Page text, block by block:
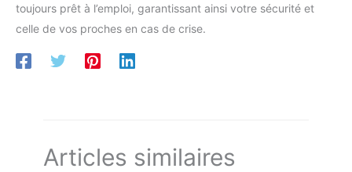
toujours prêt à l’emploi, garantissant ainsi votre sécurité et
celle de vos proches en cas de crise.
Articles similaires